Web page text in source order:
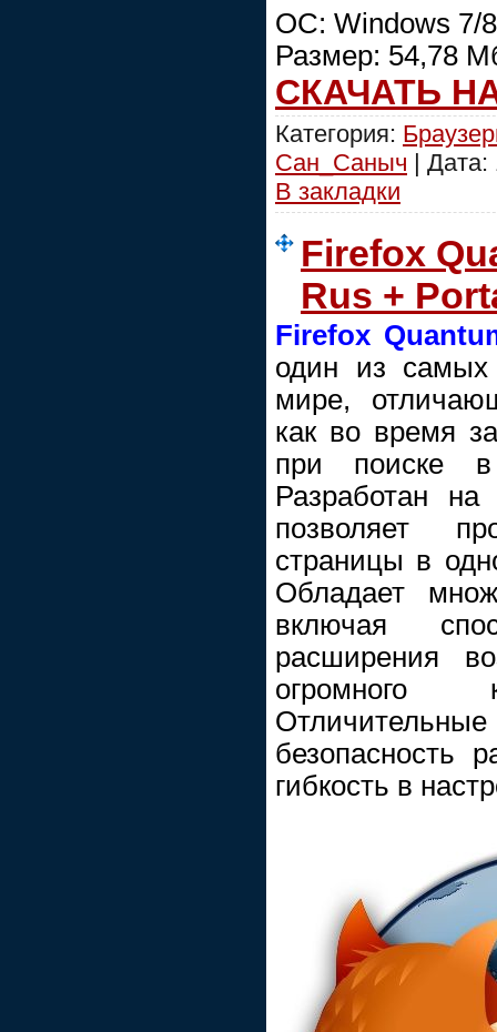
ОС: Windows 7/
Размер: 54,78
СКАЧАТЬ
Категория:
Сан_Саныч | Дата:
В закладки
Firefox
Rus +
Firefox
один из самых
мире,
как во время
при поиске
Разработан
позволяет
страницы в
Обладает
включая
расширения
огромного
безопасность
гибкость в